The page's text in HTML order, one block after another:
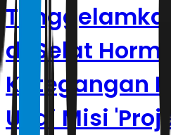
di Selat
Ketegangan
Usai Misi